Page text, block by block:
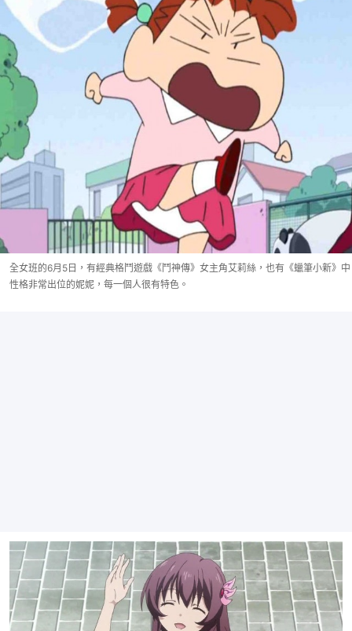
全女班的6月5日，有經典格鬥遊戲《鬥神傳》女主角艾莉絲，也有《蠟筆小新》中
性格非常出位的妮妮，每一個人很有特色。